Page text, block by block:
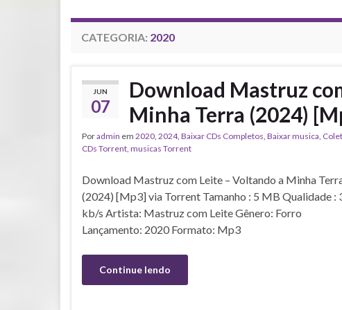
CATEGORIA: 2020
JUN
07
Download Mastruz
Minha Terra (2024)
Poradmin em 2020, 2024, Baixar CDs Completos, Baixar musica,
CDs Torrent, musicas Torrent
Download Mastruz com Leite – Voltando a Minha
(2024) [Mp3] via Torrent Tamanho : 5 MB Qualidade :
kb/s Artista: Mastruz com Leite Gênero: Forro
Lançamento: 2020 Formato: Mp3
Continue lendo